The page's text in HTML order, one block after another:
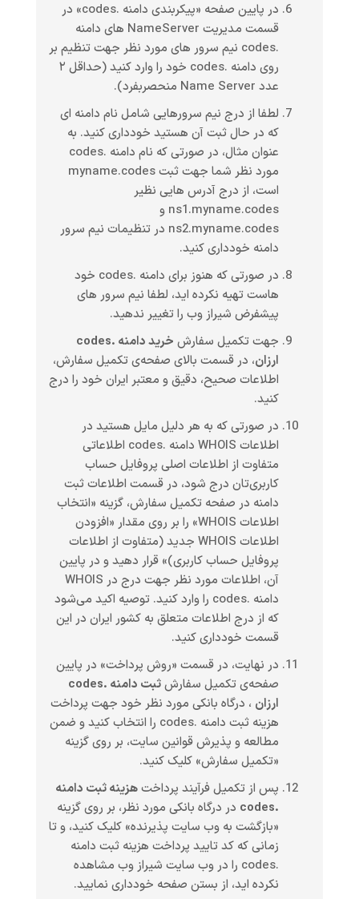
در پایین صفحه «پیکربندی دامنه .codes» در
قسمت مدیریت NameServer های دامنه
.codes نیم سرور های مورد نظر جهت تنظیم بر
روی دامنه .codes خود را وارد کنید (حداقل ۲
عدد Name Server منحصربفرد).
لطفا از درج نیم سرورهایی شامل نام دامنه ای
که در حال ثبت آن هستید خودداری کنید. به
عنوان مثال، در صورتی که نام دامنه .codes
مورد نظر شما جهت ثبت myname.codes
است، از درج آدرس هایی نظیر
ns1.myname.codes و
ns2.myname.codes در تنظیمات نیم سرور
دامنه خودداری کنید.
در صورتی که هنوز برای دامنه .codes خود
هاست تهیه نکرده اید، لطفا نیم سرور های
پیشفرض شیراز وب را تغییر ندهید.
جهت تکمیل سفارش
خرید دامنه .codes
ارزان، در قسمت بالای صفحه‌ی تکمیل سفارش،
اطلاعات صحیح، دقیق و معتبر ایران خود را درج
کنید.
در صورتی که به هر دلیل مایل هستید در
اطلاعات WHOIS دامنه .codes اطلاعاتی
متفاوت از اطلاعات اصلی پروفایل حساب
کاربری‌تان درج شود، در قسمت اطلاعات ثبت
دامنه در صفحه تکمیل سفارش، گزینه «انتخاب
اطلاعات WHOIS» را بر روی مقدار «افزودن
اطلاعات WHOIS جدید (متفاوت از اطلاعات
پروفایل حساب کاربری)» قرار دهید و در پایین
آن، اطلاعات مورد نظر جهت درج در WHOIS
دامنه .codes را وارد کنید. توصیه اکید می‌شود
که از درج اطلاعات متعلق به کشور ایران در این
قسمت خودداری کنید.
در نهایت، در قسمت «روش پرداخت» در پایین
صفحه‌ی تکمیل سفارش
ثبت دامنه .codes
ارزان ، درگاه بانکی مورد نظر خود جهت پرداخت
هزینه ثبت دامنه .codes را انتخاب کنید و ضمن
مطالعه و پذیرش قوانین سایت، بر روی گزینه
«تکمیل سفارش» کلیک کنید.
پس از تکمیل فرآیند پرداختهزینه ثبت دامنه
.codes
در درگاه بانکی مورد نظر، بر روی گزینه
«بازگشت به وب سایت پذیرنده» کلیک کنید، و تا
زمانی که کد تایید پرداخت هزینه ثبت دامنه
.codes را در وب سایت شیراز وب مشاهده
نکرده اید، از بستن صفحه خودداری نمایید.